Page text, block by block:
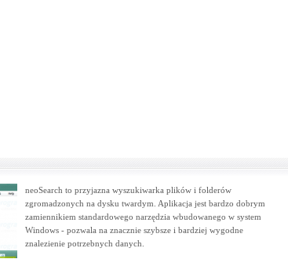
neoSearch to przyjazna wyszukiwarka plików i folderów
zgromadzonych na dysku twardym. Aplikacja jest bardzo dobrym
zamiennikiem standardowego narzędzia wbudowanego w system
Windows - pozwala na znacznie szybsze i bardziej wygodne
znalezienie potrzebnych danych.